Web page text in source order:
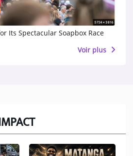
Its Spectacular Soapbox Race
Voir plus